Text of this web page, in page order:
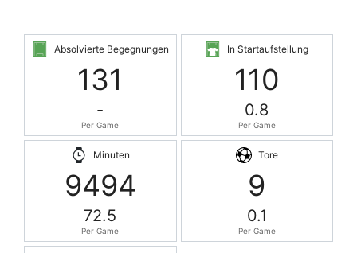
Absolvierte Begegnungen
131
-
Per Game
In Startaufstellung
110
0.8
Per Game
Minuten
9494
72.5
Per Game
Tore
9
0.1
Per Game